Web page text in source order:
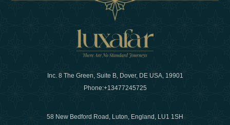
Inc. 8 The Green, Suite B, Dover, DE USA, 19901
Phone:+13477245725
58 New Bedford Road, Luton, England, LU1 1SH